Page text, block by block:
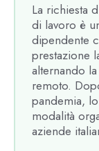
La richiesta
di lavoro è
dipendente
prestazione
alternando
remoto.
pandemia,
modalità
aziende